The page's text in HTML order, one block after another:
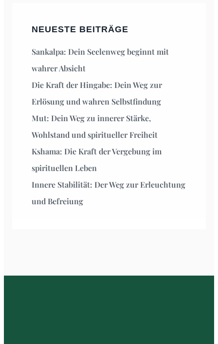
NEUESTE BEITRÄGE
Sankalpa: Dein Seelenweg beginnt mit
wahrer Absicht
Die Kraft der Hingabe: Dein Weg zur
Erlösung und wahren Selbstfindung
Mut: Dein Weg zu innerer Stärke,
Wohlstand und spiritueller Freiheit
Kshama: Die Kraft der Vergebung im
spirituellen Leben
Innere Stabilität: Der Weg zur Erleuchtung
und Befreiung